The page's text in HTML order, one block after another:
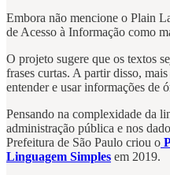
Embora não mencione o Plain
de Acesso à Informação como
O projeto sugere que os textos
frases curtas. A partir disso,
entender e usar informações de
Pensando na complexidade da
administração pública e nos
Prefeitura de São Paulo criou o
Linguagem Simples em 2019.